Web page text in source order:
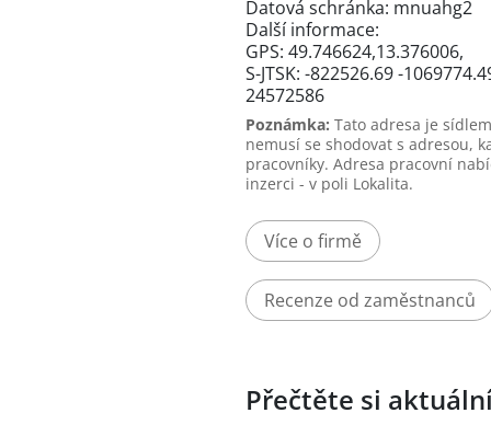
Datová schránka: mnuahg2
Další informace:
GPS: 49.746624,13.376006,
S-JTSK: -822526.69 -
24572586
Poznámka: Tato adresa je
nemusí se shodovat s adresou,
pracovníky. Adresa pracovní
inzerci - v poli Lokalita.
Více o firmě
Recenze od zaměstnanců
Přečtěte si